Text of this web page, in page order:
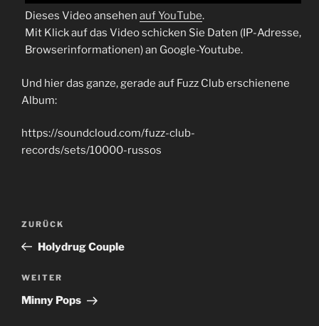
Dieses Video ansehen auf YouTube.
Mit Klick auf das Video schicken Sie Daten (IP-Adresse,
Browserinformationen) an Google-Youtube.
Und hier das ganze, gerade auf Fuzz Club erschienene
Album:
https://soundcloud.com/fuzz-club-
records/sets/10000-russos
Beitragsnavigation
Vorheriger
Beitrag
ZURÜCK
Holydrug Couple
Nächster
Beitrag
WEITER
Minny Pops